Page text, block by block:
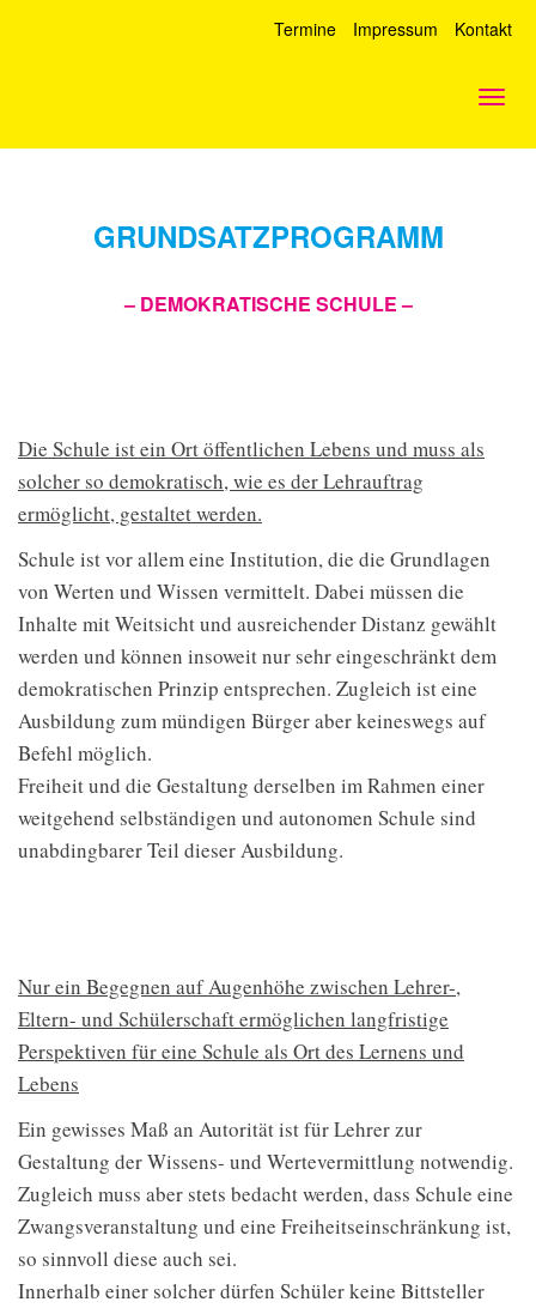
Termine Impressum Kontakt
GRUNDSATZPROGRAMM
– DEMOKRATISCHE SCHULE –
Die Schule ist ein Ort öffentlichen Lebens und muss als
solcher so demokratisch, wie es der Lehrauftrag
ermöglicht, gestaltet werden.
Schule ist vor allem eine Institution, die die Grundlagen
von Werten und Wissen vermittelt. Dabei müssen die
Inhalte mit Weitsicht und ausreichender Distanz gewählt
werden und können insoweit nur sehr eingeschränkt dem
demokratischen Prinzip entsprechen. Zugleich ist eine
Ausbildung zum mündigen Bürger aber keineswegs auf
Befehl möglich.
Freiheit und die Gestaltung derselben im Rahmen einer
weitgehend selbständigen und autonomen Schule sind
unabdingbarer Teil dieser Ausbildung.
Nur ein Begegnen auf Augenhöhe zwischen Lehrer-,
Eltern- und Schülerschaft ermöglichen langfristige
Perspektiven für eine Schule als Ort des Lernens und
Lebens
Ein gewisses Maß an Autorität ist für Lehrer zur
Gestaltung der Wissens- und Wertevermittlung notwendig.
Zugleich muss aber stets bedacht werden, dass Schule eine
Zwangsveranstaltung und eine Freiheitseinschränkung ist,
so sinnvoll diese auch sei.
Innerhalb einer solcher dürfen Schüler keine Bittsteller